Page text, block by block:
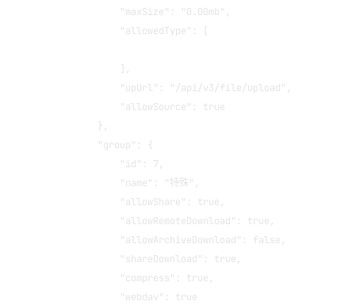
            "maxSize": "0.00mb",
            "allowedType": [
            ],
            "upUrl": "/api/v3/file/upload",
            "allowSource": true
        },
        "group": {
            "id": 7,
            "name": "特殊",
            "allowShare": true,
            "allowRemoteDownload": true,
            "allowArchiveDownload": false,
            "shareDownload": true,
            "compress": true,
            "webdav": true